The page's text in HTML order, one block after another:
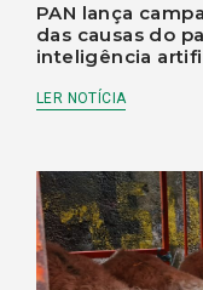
PAN lança
das causas do
inteligência
LER NOTÍCIA